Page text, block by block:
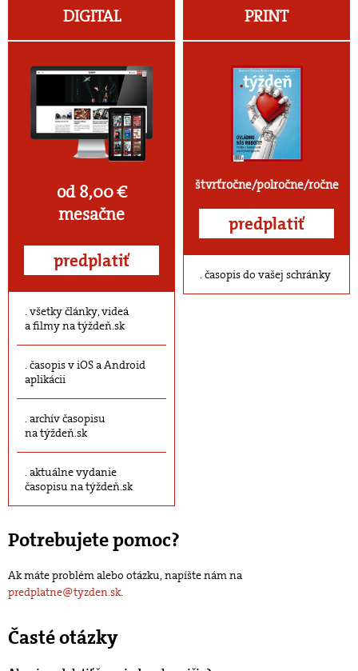
DIGITAL
od 8,00 €
mesačne
predplatiť
všetky články, videá
a filmy na týždeň.sk
časopis v iOS a Android
aplikácii
archív časopisu
na týždeň.sk
aktuálne vydanie
časopisu na týždeň.sk
PRINT
štvrťročne/polročne/ročne
predplatiť
časopis do vašej schránky
Potrebujete pomoc?
Ak máte problém alebo otázku, napíšte nám na
predplatne@tyzden.sk.
Časté otázky